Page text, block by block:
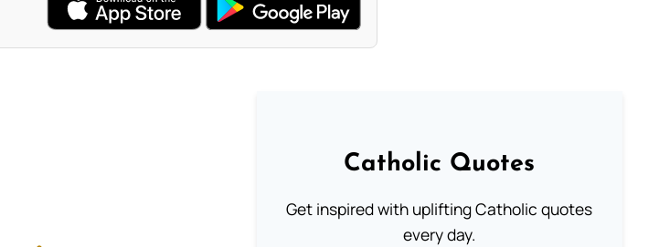
Catholic Quotes
Get inspired with uplifting Catholic quotes
every day.